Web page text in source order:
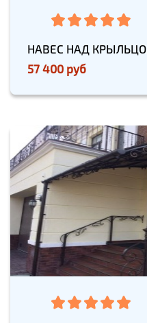
НАВЕС НАД
57 400 руб